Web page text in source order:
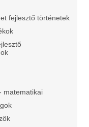
fejlesztő történetek
matematikai